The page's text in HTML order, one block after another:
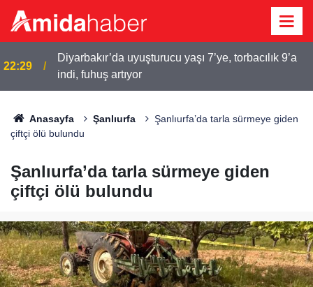
22:29
Diyarbakır’da uyuşturucu yaşı 7’ye, torbacılık 9’a
indi, fuhuş artıyor
Anasayfa Şanlıurfa
Şanlıurfa’da tarla sürmeye giden
çiftçi ölü bulundu
Şanlıurfa’da tarla sürmeye giden
çiftçi ölü bulundu